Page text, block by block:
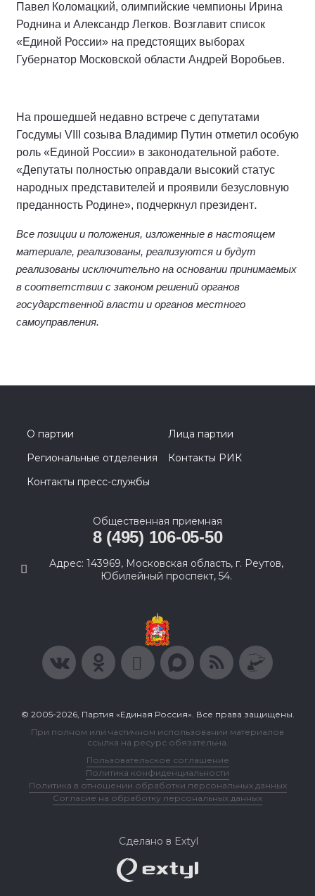
Павел Коломацкий, олимпийские чемпионы Ирина
Роднина и Александр Легков. Возглавит список
«Единой России» на предстоящих выборах
Губернатор Московской области Андрей Воробьев.
На прошедшей недавно встрече с депутатами
Госдумы VIII созыва Владимир Путин отметил особую
роль «Единой России» в законодательной работе.
«Депутаты полностью оправдали высокий статус
народных представителей и проявили безусловную
преданность Родине», подчеркнул президент.
Все позиции и положения, изложенные в настоящем
материале, реализованы, реализуются и будут
реализованы исключительно на основании принимаемых
в соответствии с законом решений органов
государственной власти и органов местного
самоуправления.
О партии
Лица партии
Региональные отделения
Контакты РИК
Контакты пресс-службы
Общественная приемная
8 (495) 106-05-50
Адрес: 143969, Московская область, г. Реутов,
Юбилейный проспект, 54.
© 2005-2026, Партия «Единая Россия». Все права защищены.
При полном или частичном использовании материалов
ссылка на ресурс обязательна.
Пользовательское соглашение
Политика конфиденциальности
Политика в отношении обработки персональных данных
Согласие на обработку персональных данных
Сделано в Extyl